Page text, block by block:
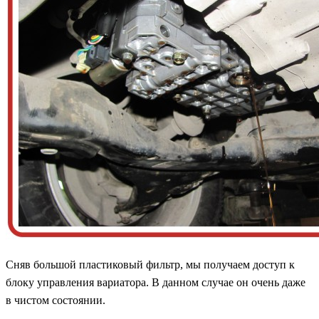
Сняв большой пластиковый фильтр, мы получаем доступ к
блоку управления вариатора. В данном случае он очень даже
в чистом состоянии.